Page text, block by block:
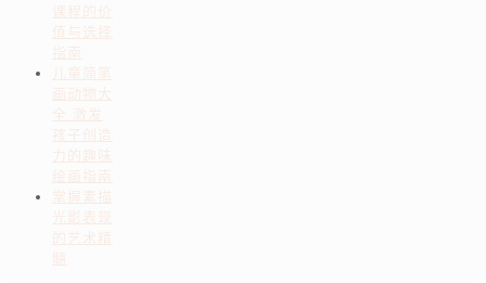
课程的价
值与选择
指南
儿童简笔
画动物大
全 激发
孩子创造
力的趣味
绘画指南
掌握素描
光影表现
的艺术精